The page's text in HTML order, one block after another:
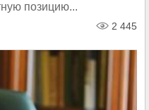
позицию...
2 445